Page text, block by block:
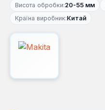
Висота обробки:20-55 мм
Країна виробник:Китай